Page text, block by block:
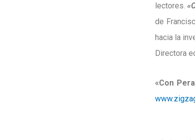
lectores.
de
hacia la
Directora
«Con